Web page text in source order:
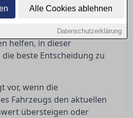
Alle Cookies ablehnen
Datenschutzerklärung
Restwertbörsen häufig
jedoch Vorsicht walten
Gutachter kann
helfen, in dieser
beste Entscheidung zu
vor, wenn die
Fahrzeugs den aktuellen
übersteigen oder